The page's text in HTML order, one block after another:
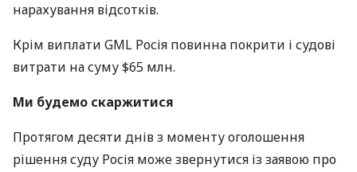
нарахування відсотків.
Крім виплати GML Росія повинна покрити і судові
витрати на суму $65 млн.
Ми будемо скаржитися
Протягом десяти днів з моменту оголошення
рішення суду Росія може звернутися із заявою про